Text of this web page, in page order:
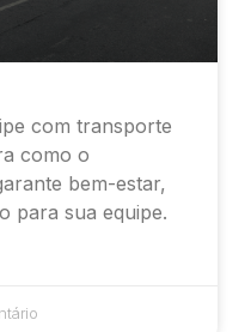
com transporte
como o
bem-estar,
para sua equipe.